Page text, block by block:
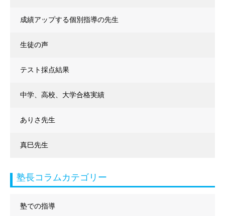
成績アップする個別指導の先生
生徒の声
テスト採点結果
中学、高校、大学合格実績
ありさ先生
真巳先生
塾長コラムカテゴリー
塾での指導